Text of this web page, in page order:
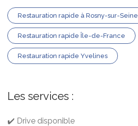
Restauration rapide à Rosny-sur-Seine
Restauration rapide Île-de-France
Restauration rapide Yvelines
Les services :
✔️ Drive disponible